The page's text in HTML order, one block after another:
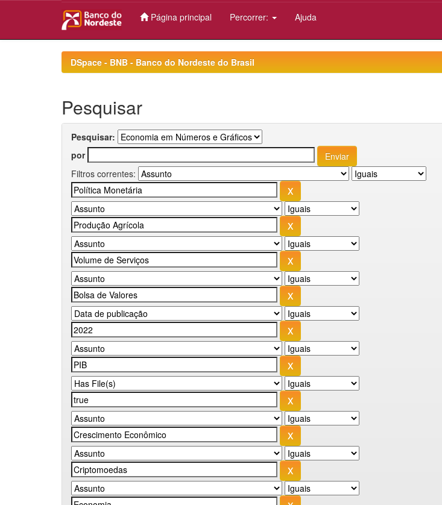
Página principal Percorrer: Ajuda
DSpace - BNB - Banco do Nordeste do Brasil
Pesquisar
Pesquisar:
por
Filtros correntes: